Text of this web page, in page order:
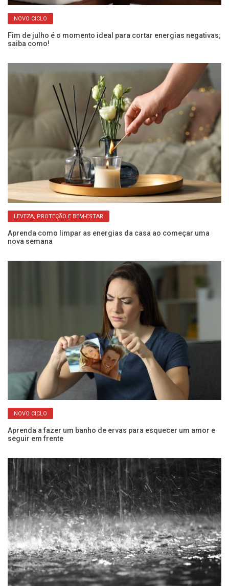
NOVO CICLO
Fim de julho é o momento ideal para cortar energias negativas;
saiba como!
LEVEZA, PROTEÇÃO E BEM-ESTAR
Aprenda como limpar as energias da casa ao começar uma
nova semana
NOVO CICLO
Aprenda a fazer um banho de ervas para esquecer um amor e
seguir em frente